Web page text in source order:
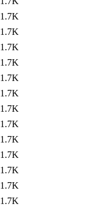
1.7K
1.7K
1.7K
1.7K
1.7K
1.7K
1.7K
1.7K
1.7K
1.7K
1.7K
1.7K
1.7K